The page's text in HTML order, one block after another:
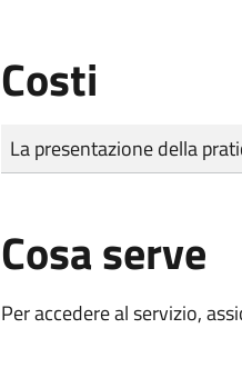
Costi
Tipo di pagamento
Importo
La presentazione della
Cosa serve
Per accedere al servizio,